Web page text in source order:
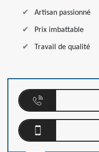
Artisan passionné
Prix imbattable
Travail de qualité